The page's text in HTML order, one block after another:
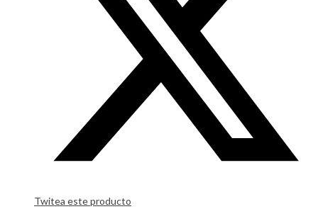
Twitea este producto